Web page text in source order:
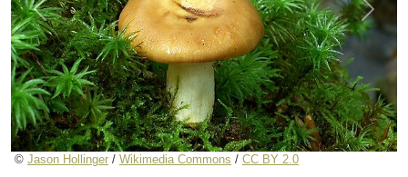
© Jason Hollinger / Wikimedia Commons / CC BY 2.0
Previous Next